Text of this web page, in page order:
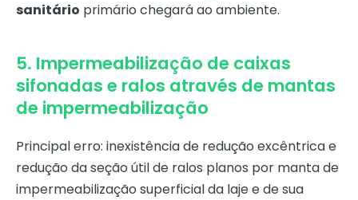
sanitário primário chegará ao ambiente.
5. Impermeabilização de caixas
sifonadas e ralos através de mantas
de impermeabilização
Principal erro: inexistência de redução excêntrica e
redução da seção útil de ralos planos por manta de
impermeabilização superficial da laje e de sua